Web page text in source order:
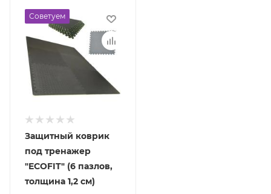
Советуем
Защитный коврик
под тренажер
"ECOFIT" (6 пазлов,
толщина 1,2 см)